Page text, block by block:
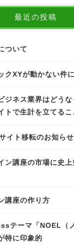
最近の投稿
ついて
クXYが動かない件
ジネス業界はどう
トで生計を立てる
イト移転のお知らせ
ン講座の市場に史
講座の作り方
テーマ「NOEL（
特に印象的